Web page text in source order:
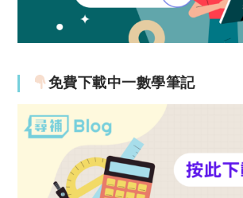
免費下載中一數學筆記